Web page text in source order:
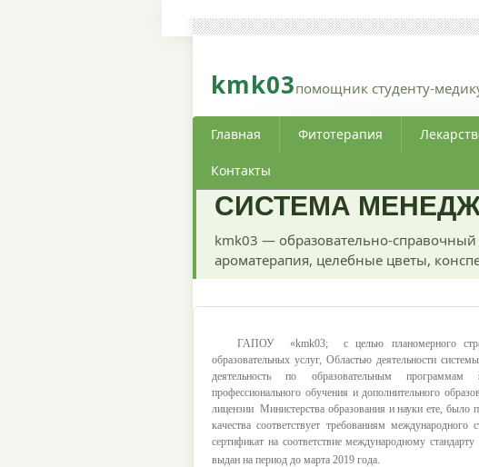
kmk03помощник студенту-
Главная Фитотерапия
Контакты
СИСТЕМА
kmk03 — образовательно-справочный
ароматерапия, целебные цветы,
ГАПОУ «kmk03; с целью планомерного
образовательных услуг, Областью деятельности
деятельность по образовательным программам
профессионального обучения и дополнительного
лицензии Министерства образования и науки ете, было
качества соответствует требованиям
сертификат на соответствие международному
выдан на период до марта 2019 года.